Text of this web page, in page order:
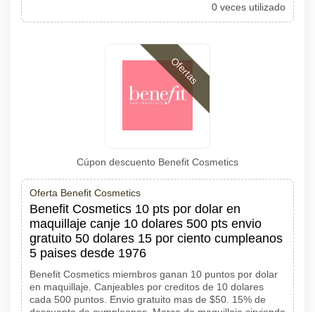
0 veces utilizado
Ofertas
Cúpon descuento Benefit Cosmetics
Oferta Benefit Cosmetics
Benefit Cosmetics 10 pts por dolar en
maquillaje canje 10 dolares 500 pts envio
gratuito 50 dolares 15 por ciento cumpleanos
5 paises desde 1976
Benefit Cosmetics miembros ganan 10 puntos por dolar
en maquillaje. Canjeables por creditos de 10 dolares
cada 500 puntos. Envio gratuito mas de $50. 15% de